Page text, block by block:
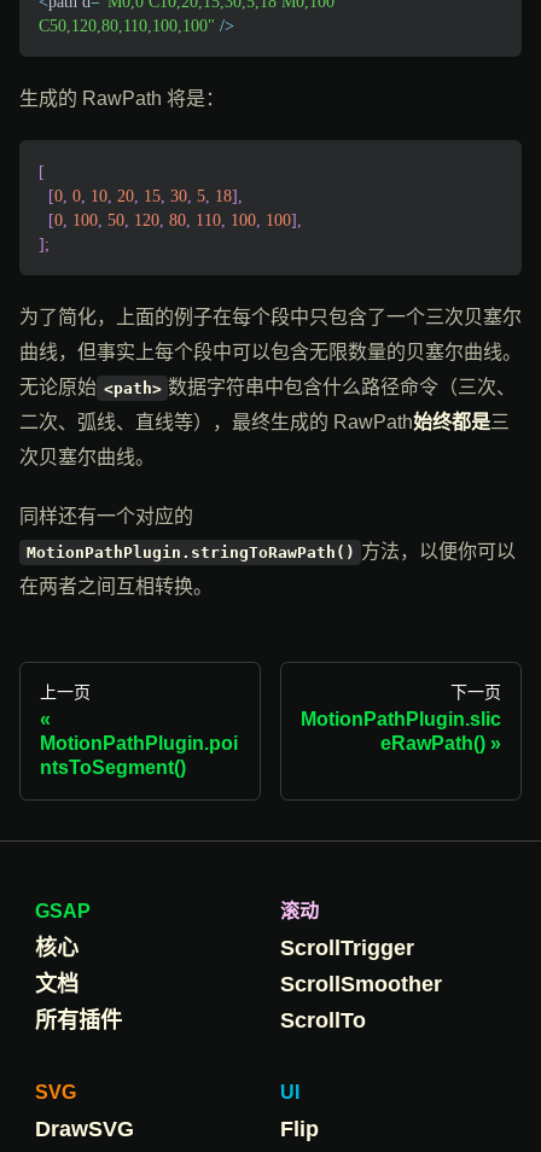
C50,120,80,110,100,100" />
生成的 RawPath 将是：
[
[0 0 10 20 15 30 5 18]
[0 100 50 120 80 110 100 100]
];
为了简化，上面的例子在每个段中只包含了一个三次贝塞尔
曲线，但事实上每个段中可以包含无限数量的贝塞尔曲线。
无论原始 <path> 数据字符串中包含什么路径命令（三次、
二次、弧线、直线等），最终生成的 RawPath始终都是三
次贝塞尔曲线。
同样还有一个对应的
MotionPathPlugin.stringToRawPath() 方法，以便你可以
在两者之间互相转换。
上一页
MotionPathPlugin.poi
ntsToSegment()
下一页
MotionPathPlugin.slic
eRawPath()
GSAP
核心
文档
所有插件
滚动
ScrollTrigger
ScrollSmoother
ScrollTo
SVG
DrawSVG
UI
Flip